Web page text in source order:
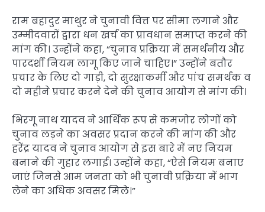
राम बहादुर माथुर ने चुनावी वित्त पर सीमा लगाने और
उम्मीदवारों द्वारा धन खर्च का प्रावधान समाप्त करने की
मांग की। उन्होंने कहा, “चुनाव प्रक्रिया में समर्थनीय और
पारदर्शी नियम लागू किए जाने चाहिए।” उन्होंने बतौर
प्रचार के लिए दो गाड़ी, दो सुरक्षाकर्मी और पांच समर्थक व
दो महीने प्रचार करने देने की चुनाव आयोग से मांग की।
भिरगू नाथ यादव ने आर्थिक रूप से कमजोर लोगों को
चुनाव लड़ने का अवसर प्रदान करने की मांग की और
हरेंद्र यादव ने चुनाव आयोग से इस बारे में नए नियम
बनाने की गुहार लगाई। उन्होंने कहा, “ऐसे नियम बनाए
जाएं जिनसे आम जनता को भी चुनावी प्रक्रिया में भाग
लेने का अधिक अवसर मिले।”